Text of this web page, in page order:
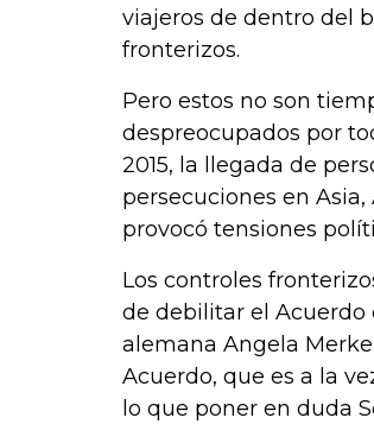
viajeros de dentro del
fronterizos.
Pero estos no son
despreocupados por
2015, la llegada de
persecuciones en
provocó tensiones
Los controles
de debilitar el Acuerdo
alemana Angela
Acuerdo, que es a la
lo que poner en duda